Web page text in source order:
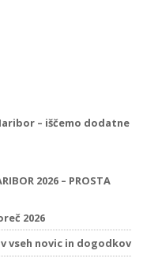
– iščemo dodatne
2026 – PROSTA
2026
vseh novic in dogodkov